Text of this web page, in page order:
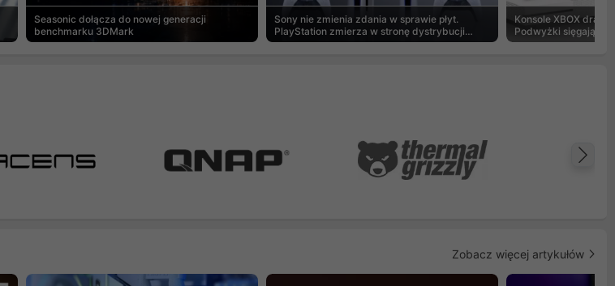
Seasonic dołącza do nowej generacji
benchmarku 3DMark
Sony nie zmienia zdania w sprawie płyt.
PlayStation zmierza w stronę dystrybucji
cyfrowej
Konsole XBOX
Podwyżki sięgają
Zobacz więcej artykułów